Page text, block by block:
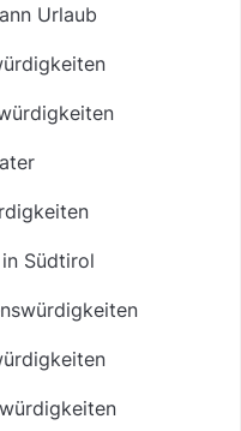
Urlaub
Südtirol